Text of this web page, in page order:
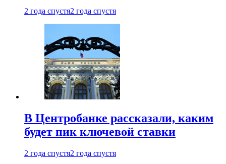
2 года спустя2 года спустя
В Центробанке рассказали, каким
будет пик ключевой ставки
2 года спустя2 года спустя